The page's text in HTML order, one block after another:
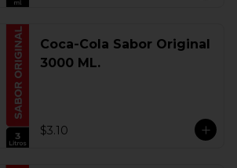
Coca-Cola Sabor Original
3000 ML.
$3.10